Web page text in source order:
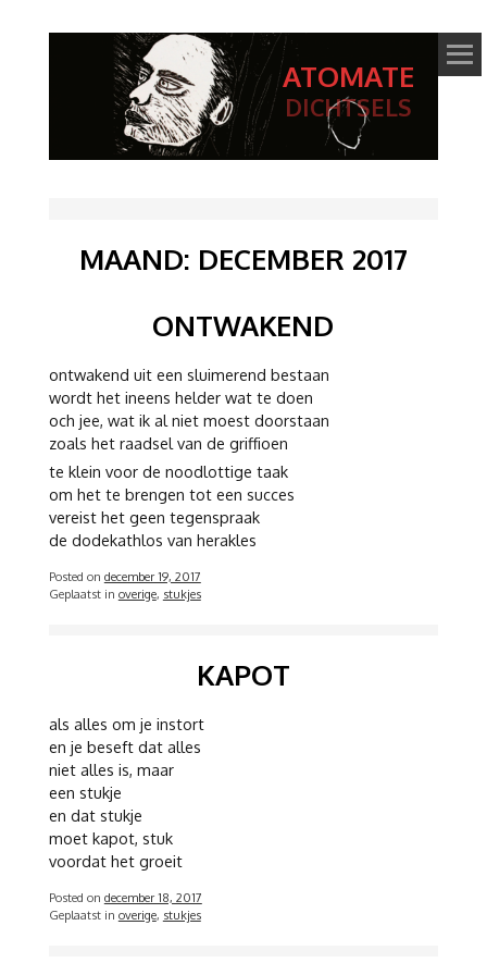
ATOMATE
DICHTSELS
MAAND: DECEMBER 2017
ONTWAKEND
ontwakend uit een sluimerend bestaan
wordt het ineens helder wat te doen
och jee, wat ik al niet moest doorstaan
zoals het raadsel van de griffioen
te klein voor de noodlottige taak
om het te brengen tot een succes
vereist het geen tegenspraak
de dodekathlos van herakles
Posted on december 19, 2017
Geplaatst in overige, stukjes
KAPOT
als alles om je instort
en je beseft dat alles
niet alles is, maar
een stukje
en dat stukje
moet kapot, stuk
voordat het groeit
Posted on december 18, 2017
Geplaatst in overige, stukjes